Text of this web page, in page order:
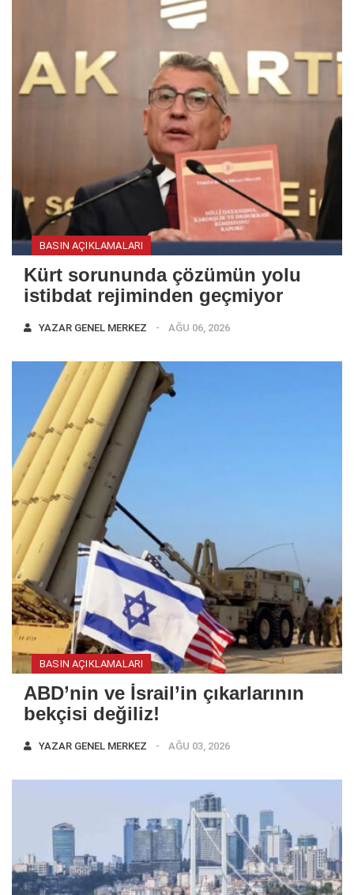
BASIN AÇIKLAMALARI
Kürt sorununda çözümün yolu
istibdat rejiminden geçmiyor
YAZAR GENEL MERKEZ AĞU 06, 2026
BASIN AÇIKLAMALARI
ABD’nin ve İsrail’in çıkarlarının
bekçisi değiliz!
YAZAR GENEL MERKEZ AĞU 03, 2026